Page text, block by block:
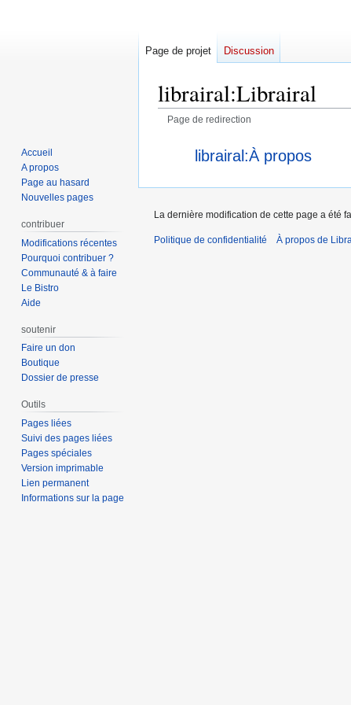
librairal:Librairal
Page de redirection
Rediriger vers :librairal:À propos
Page de projet Discussion
Accueil
A propos
Page au hasard
Nouvelles pages
contribuer
Modifications récentes
Pourquoi contribuer ?
Communauté & à faire
Le Bistro
Aide
soutenir
Faire un don
Boutique
Dossier de presse
Outils
Pages liées
Suivi des pages liées
Pages spéciales
Version imprimable
Lien permanent
Informations sur la page
La dernière modification de cette page a été
Politique de confidentialité À propos de